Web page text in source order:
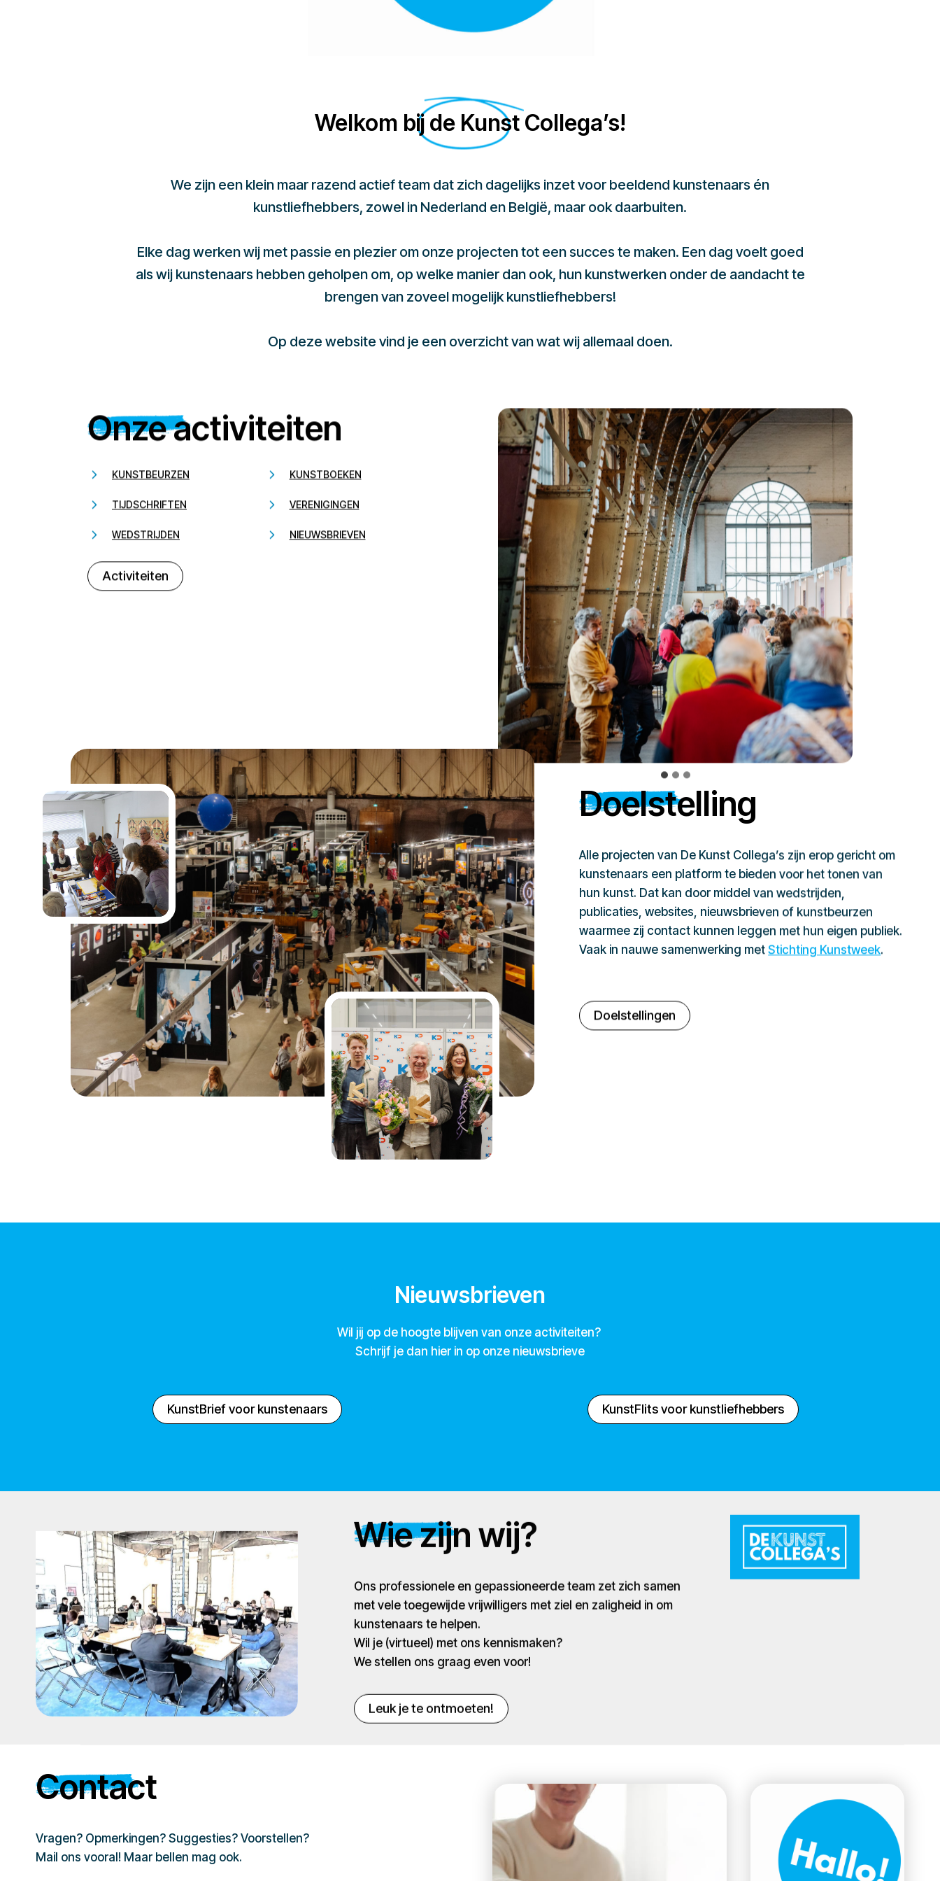
Welkom bij de Kunst Collega’s!
We zijn een klein maar razend actief team dat zich dagelijks inzet voor beeldend kunstenaars én
kunstliefhebbers, zowel in Nederland en België, maar ook daarbuiten.
Elke dag werken wij met passie en plezier om onze projecten tot een succes te maken. Een dag voelt goed
als wij kunstenaars hebben geholpen om, op welke manier dan ook, hun kunstwerken onder de aandacht te
brengen van zoveel mogelijk kunstliefhebbers!
Op deze website vind je een overzicht van wat wij allemaal doen.
Onze activiteiten
KUNSTBEURZEN KUNSTBOEKEN
TIJDSCHRIFTEN VERENIGINGEN
WEDSTRIJDEN NIEUWSBRIEVEN
Activiteiten
Doelstelling
Alle projecten van De Kunst Collega’s zijn erop gericht om
kunstenaars een platform te bieden voor het tonen van
hun kunst. Dat kan door middel van wedstrijden,
publicaties, websites, nieuwsbrieven of kunstbeurzen
waarmee zij contact kunnen leggen met hun eigen publiek.
Vaak in nauwe samenwerking metStichting Kunstweek.
Doelstellingen
Nieuwsbrieven
Wil jij op de hoogte blijven van onze activiteiten?
Schrijf je dan hier in op onze nieuwsbrieve
KunstBrief voor kunstenaars KunstFlits voor kunstliefhebbers
Wie zijn wij?
Ons professionele en gepassioneerde team zet zich samen
met vele toegewijde vrijwilligers met ziel en zaligheid in om
kunstenaars te helpen.
Wil je (virtueel) met ons kennismaken?
We stellen ons graag even voor!
Leuk je te ontmoeten!
Contact
Vragen? Opmerkingen? Suggesties? Voorstellen?
Mail ons vooral! Maar bellen mag ook.